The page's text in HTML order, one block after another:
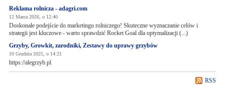
Reklama rolnicza - adagri.com
12 Marca 2026, o 12:40
Doskonałe podejście do marketingu rolniczego! Skuteczne wyznaczanie celów i
strategii jest kluczowe - warto sprawdzić Rocket Goal dla optymalizacji (...)
Grzyby, Growkit, zarodniki, Zestawy do uprawy grzybów
10 Grudnia 2025, o 14:21
https://alegrzyb.pl
RSS